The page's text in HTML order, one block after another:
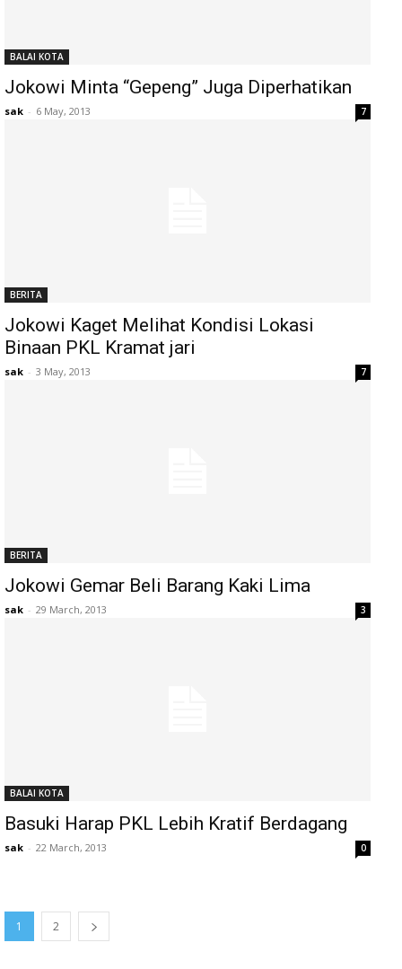
BALAI KOTA
Jokowi Minta “Gepeng” Juga Diperhatikan
sak - 6 May, 2013 7
BERITA
Jokowi Kaget Melihat Kondisi Lokasi
Binaan PKL Kramat jari
sak - 3 May, 2013 7
BERITA
Jokowi Gemar Beli Barang Kaki Lima
sak - 29 March, 2013 3
BALAI KOTA
Basuki Harap PKL Lebih Kratif Berdagang
sak - 22 March, 2013 0
1 2